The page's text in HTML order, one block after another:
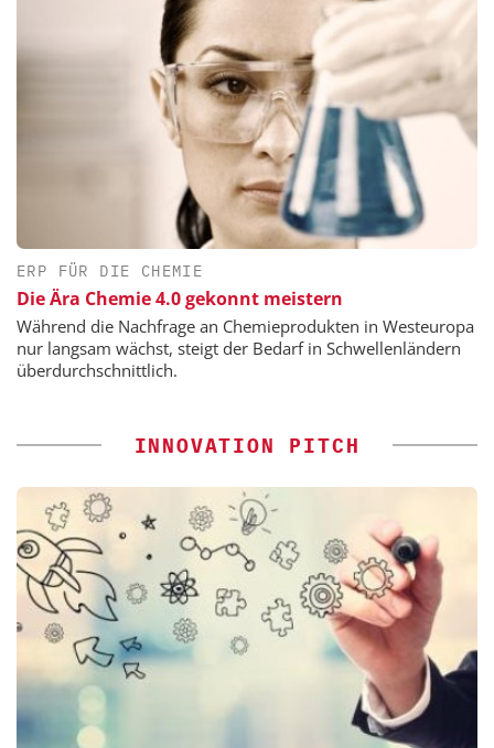
ERP FÜR DIE CHEMIE
Die Ära Chemie 4.0 gekonnt meistern
Während die Nachfrage an Chemieprodukten in Westeuropa
nur langsam wächst, steigt der Bedarf in Schwellenländern
überdurchschnittlich.
INNOVATION PITCH